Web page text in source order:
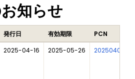
知らせ
発行日 有効期限
PCN
2025-04-16 2025-05-26 202504006I